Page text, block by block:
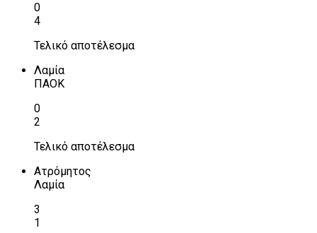
0
4
Τελικό αποτέλεσμα
Λαμία
ΠΑΟΚ
0
2
Τελικό αποτέλεσμα
Ατρόμητος
Λαμία
3
1